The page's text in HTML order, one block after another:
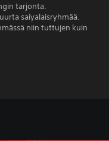
tarjonta.
saiyalaisryhmää.
niin tuttujen kuin